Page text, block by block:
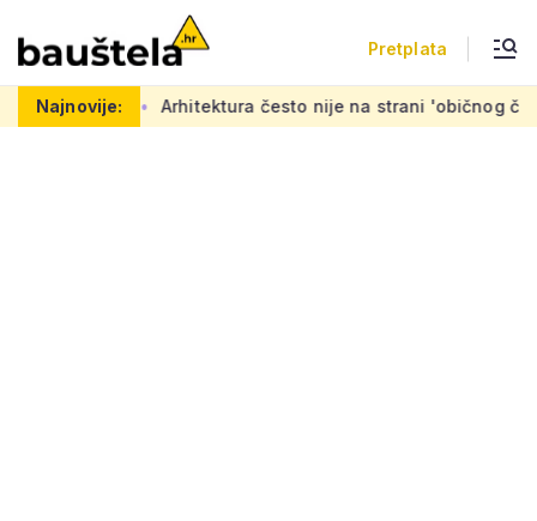
Pretplata
Najnovije:
Arhitektura često nije na strani 'običnog čovjeka': 'Mora se